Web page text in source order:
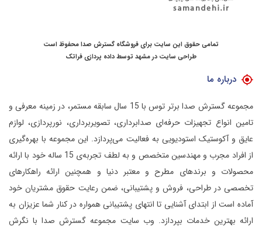
تمامی حقوق این سایت برای فروشگاه گسترش صدا محفوظ است
طراحی سایت در مشهد توسطداده پردازی فراتک
درباره ما
مجموعه گسترش صدا برتر توس با 15 سال سابقه مستمر، در زمینه معرفی و
تامین انواع تجهیزات حرفه‌ای صدابرداری، تصویربرداری، نورپردازی، لوازم
عایق و آکوستیک استودیویی به فعالیت می‌پردازد. این مجموعه با بهره‌گیری
از افراد مجرب و مهندسین متخصص و به لطف تجربه‌ی 15 ساله خود با ارائه
محصولات و برندهای مطرح و معتبر دنیا و همچنین ارائه راهکارهای
تخصصی در طراحی، فروش و پشتیبانی، ضمن رعایت حقوق مشتریان خود
آماده است از ابتدای آشنایی تا انتهای پشتیبانی همواره در کنار شما عزیزان به
ارائه بهترین خدمات بپردازد. وب سایت مجموعه گسترش صدا با نگرش